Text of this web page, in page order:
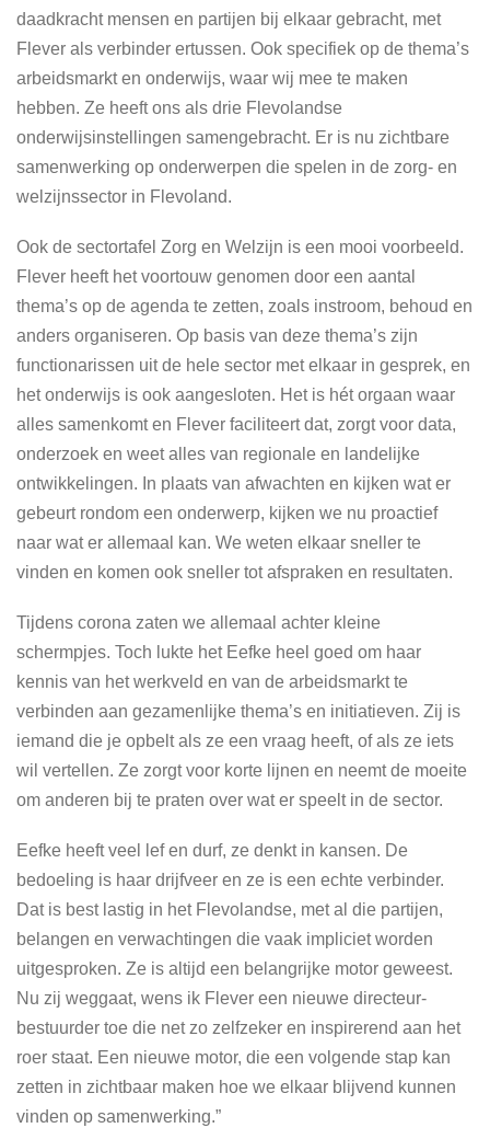
daadkracht mensen en partijen bij elkaar gebracht, met
Flever als verbinder ertussen. Ook specifiek op de thema’s
arbeidsmarkt en onderwijs, waar wij mee te maken
hebben. Ze heeft ons als drie Flevolandse
onderwijsinstellingen samengebracht. Er is nu zichtbare
samenwerking op onderwerpen die spelen in de zorg- en
welzijnssector in Flevoland.
Ook de sectortafel Zorg en Welzijn is een mooi voorbeeld.
Flever heeft het voortouw genomen door een aantal
thema’s op de agenda te zetten, zoals instroom, behoud en
anders organiseren. Op basis van deze thema’s zijn
functionarissen uit de hele sector met elkaar in gesprek, en
het onderwijs is ook aangesloten. Het is hét orgaan waar
alles samenkomt en Flever faciliteert dat, zorgt voor data,
onderzoek en weet alles van regionale en landelijke
ontwikkelingen. In plaats van afwachten en kijken wat er
gebeurt rondom een onderwerp, kijken we nu proactief
naar wat er allemaal kan. We weten elkaar sneller te
vinden en komen ook sneller tot afspraken en resultaten.
Tijdens corona zaten we allemaal achter kleine
schermpjes. Toch lukte het Eefke heel goed om haar
kennis van het werkveld en van de arbeidsmarkt te
verbinden aan gezamenlijke thema’s en initiatieven. Zij is
iemand die je opbelt als ze een vraag heeft, of als ze iets
wil vertellen. Ze zorgt voor korte lijnen en neemt de moeite
om anderen bij te praten over wat er speelt in de sector.
Eefke heeft veel lef en durf, ze denkt in kansen. De
bedoeling is haar drijfveer en ze is een echte verbinder.
Dat is best lastig in het Flevolandse, met al die partijen,
belangen en verwachtingen die vaak impliciet worden
uitgesproken. Ze is altijd een belangrijke motor geweest.
Nu zij weggaat, wens ik Flever een nieuwe directeur-
bestuurder toe die net zo zelfzeker en inspirerend aan het
roer staat. Een nieuwe motor, die een volgende stap kan
zetten in zichtbaar maken hoe we elkaar blijvend kunnen
vinden op samenwerking.”